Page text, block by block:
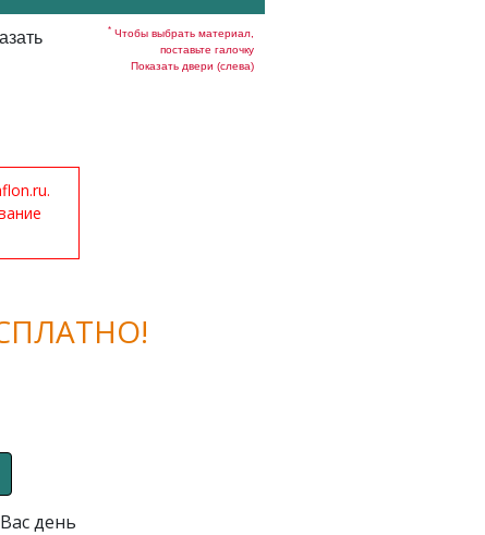
* Чтобы выбрать материал,
поставьте галочку
Показать двери (слева)
день